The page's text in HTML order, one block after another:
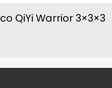
QiYi Warrior 3×3×3